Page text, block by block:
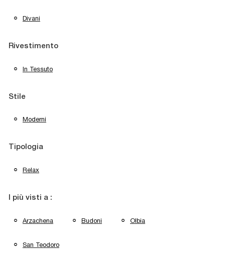
Divani
Rivestimento
In Tessuto
Stile
Moderni
Tipologia
Relax
I più visti a :
Arzachena Budoni Olbia
San Teodoro